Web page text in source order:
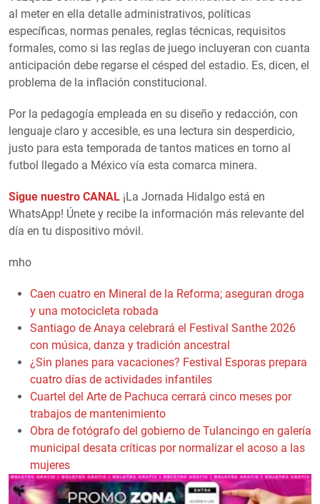
al meter en ella detalle administrativos, políticas
específicas, normas penales, reglas técnicas, requisitos
formales, como si las reglas de juego incluyeran con cuanta
anticipación debe regarse el césped del estadio. Es, dicen, el
problema de la inflación constitucional.
Por la pedagogía empleada en su diseño y redacción, con
lenguaje claro y accesible, es una lectura sin desperdicio,
justo para esta temporada de tantos matices en torno al
futbol llegado a México vía esta comarca minera.
Sigue nuestro CANAL ¡La Jornada Hidalgo está en
WhatsApp! Únete y recibe la información más relevante del
día en tu dispositivo móvil.
mho
Caen cuatro en Mineral de la Reforma; aseguran droga
y una motocicleta robada
Santiago de Anaya celebrará el Festival Santhe 2026
con música, danza y tradición ancestral
¿Sin planes para vacaciones? Festival Esporas prepara
cuatro días de actividades infantiles
Cuartel del Arte de Pachuca cerrará cinco meses por
trabajos de mantenimiento
Obra de fotógrafo del gobierno de Tulancingo en galería
municipal desata críticas por normalizar el acoso a las
mujeres